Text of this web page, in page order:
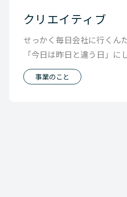
クリエイティブ
せっかく毎日会社に行くん
「今日は昨日と違う日」に
ウキウキしながら会社にき
事業のこと